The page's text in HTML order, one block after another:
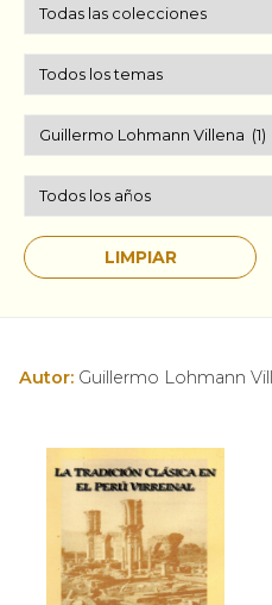
Autor: Guillermo Lohmann